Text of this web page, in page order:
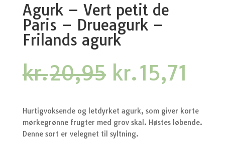
Agurk – Vert petit de
Paris – Drueagurk –
Frilands agurk
kr.20,95 Den
oprindelige
var:
kr.20,95.
kr.15,71
er:
Hurtigvoksende og letdyrket agurk, som giver korte
mørkegrønne frugter med grov skal. Høstes løbende.
Denne sort er velegnet til syltning.